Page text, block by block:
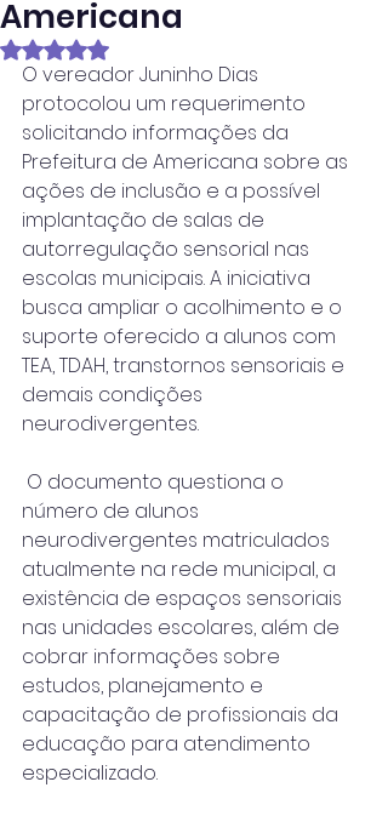
Americana
Avaliado com NaN de 5 estrelas.
O vereador Juninho Dias
protocolou um requerimento
solicitando informações da
Prefeitura de Americana sobre as
ações de inclusão e a possível
implantação de salas de
autorregulação sensorial nas
escolas municipais. A iniciativa
busca ampliar o acolhimento e o
suporte oferecido a alunos com
TEA, TDAH, transtornos sensoriais e
demais condições
neurodivergentes.
número de alunos
neurodivergentes matriculados
atualmente na rede municipal, a
existência de espaços sensoriais
nas unidades escolares, além de
cobrar informações sobre
estudos, planejamento e
capacitação de profissionais da
educação para atendimento
especializado.